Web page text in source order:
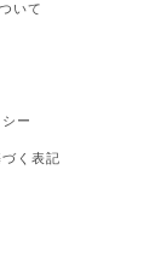
いて
ー
く表記